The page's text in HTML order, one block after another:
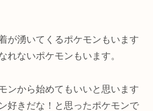
が湧いてくるポケモンもいます
れないポケモンもいます。
ンから始めてもいいと思います
好きだな！と思ったポケモンで